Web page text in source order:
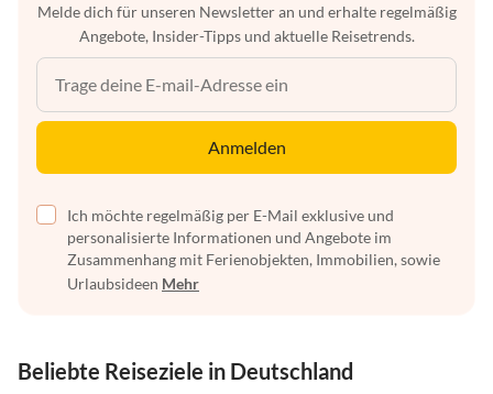
Melde dich für unseren Newsletter an und erhalte regelmäßig
Angebote, Insider-Tipps und aktuelle Reisetrends.
Anmelden
Ich möchte regelmäßig per E-Mail exklusive und
personalisierte Informationen und Angebote im
Zusammenhang mit Ferienobjekten, Immobilien, sowie
Urlaubsideen Mehr
Beliebte Reiseziele in Deutschland